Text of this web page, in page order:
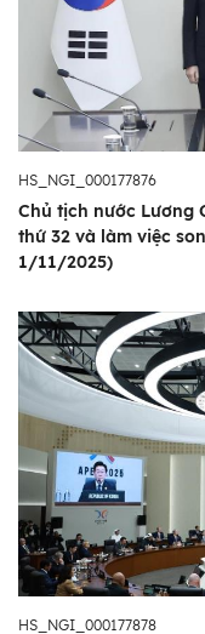
HS_NGI_000177876
Chủ tịch nước Lương
thứ 32 và làm việc
1/11/2025)
HS_NGI_000177878